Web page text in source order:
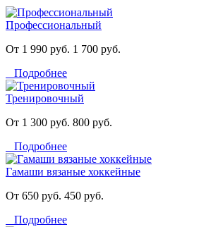
Профессиональный
От 1 990 руб. 1 700 руб.
Подробнее
Тренировочный
От 1 300 руб. 800 руб.
Подробнее
Гамаши вязаные хоккейные
От 650 руб. 450 руб.
Подробнее